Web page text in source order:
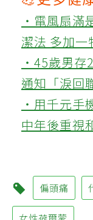
‧電風扇滿
潔法 多加
‧45歲男存
通知「淚回
‧用千元手
中年後重視
偏頭痛